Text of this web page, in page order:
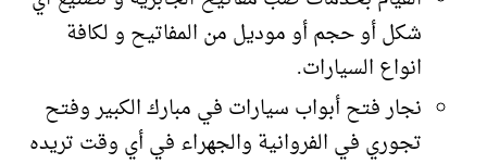
شكل أو حجم أو موديل من المفاتيح و لكافة
انواع السيارات.
نجار فتح أبواب سيارات في مبارك الكبير وفتح
تجوري في الفروانية والجهراء في أي وقت تريده